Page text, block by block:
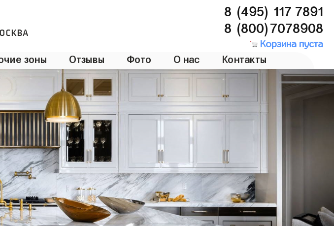
8 (495) 117 7891
8 (800)7078908
Корзина пуста
зоны Отзывы Фото О нас Контакты